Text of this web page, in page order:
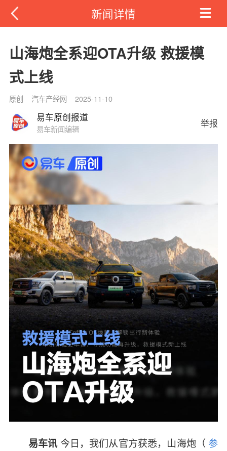
新闻详情
山海炮全系迎OTA升级 救援模
式上线
原创 汽车产经网 2025-11-10
易车原创报道
易车新闻编辑
举报
易车讯今日，我们从官方获悉， 山海炮（ 参